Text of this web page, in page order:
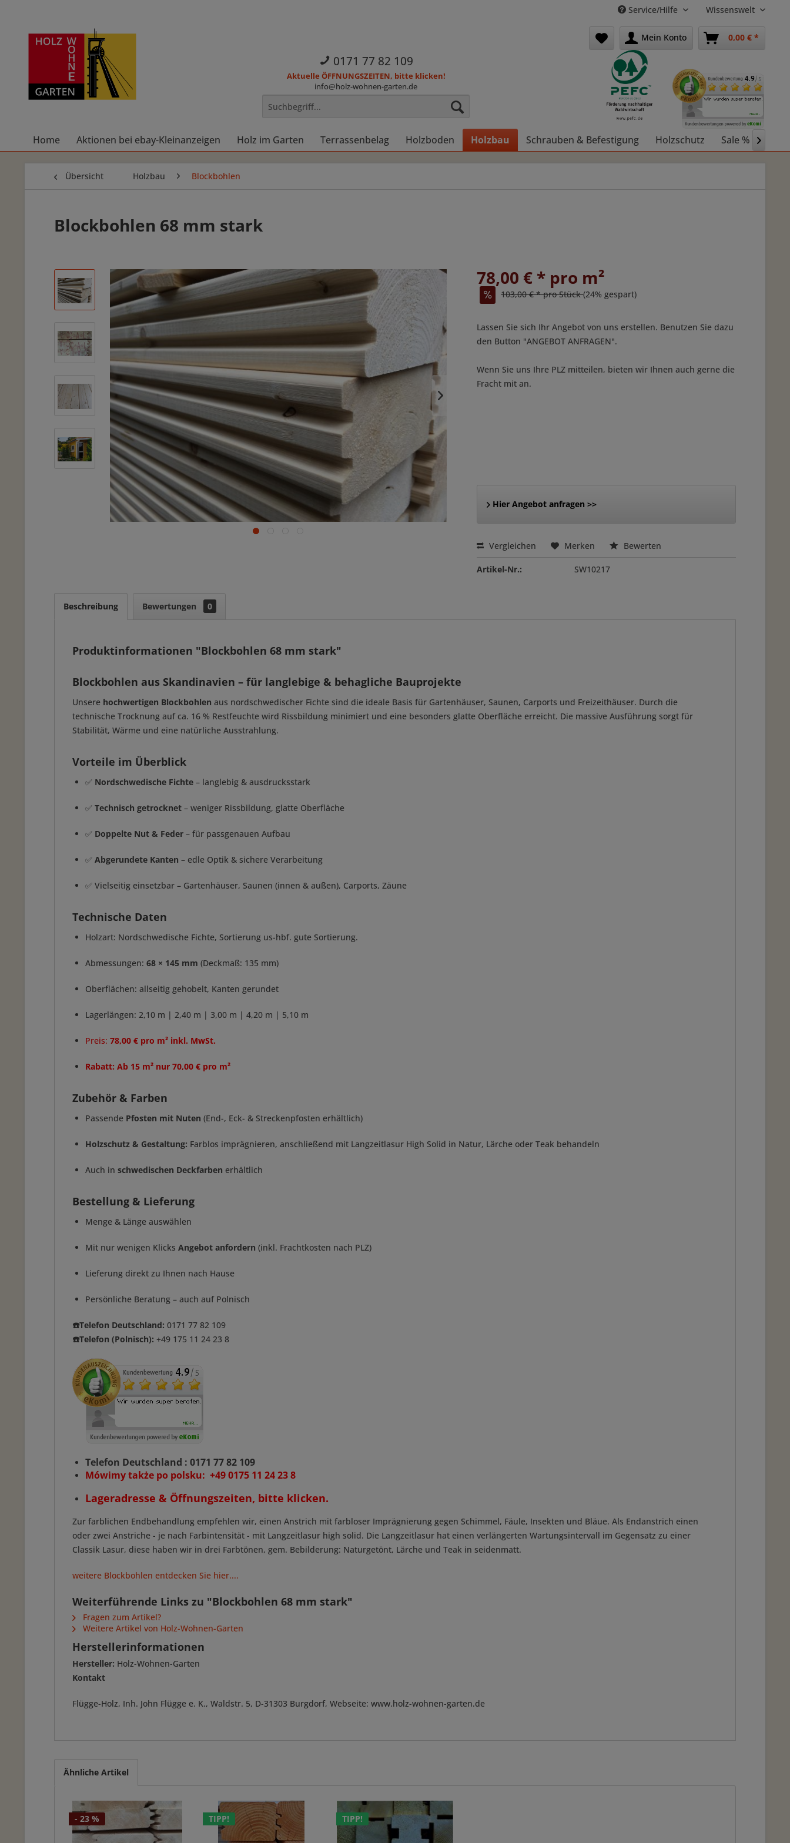
Service/Hilfe Wissenswelt
Mein Konto 0,00 € *
0171 77 82 109
Aktuelle ÖFFNUNGSZEITEN, bitte klicken!
info@holz-wohnen-garten.de
Home Aktionen bei ebay-Kleinanzeigen Holz im Garten Terrassenbelag Holzboden Holzbau Schrauben & Befestigung Holzschutz Sale % 
Übersicht Holzbau Blockbohlen
Blockbohlen 68 mm stark
78,00 € * pro m²
103,00 € * pro Stück(24% gespart)
Lassen Sie sich Ihr Angebot von uns erstellen. Benutzen Sie dazu
den Button "ANGEBOT ANFRAGEN".
Wenn Sie uns Ihre PLZ mitteilen, bieten wir Ihnen auch gerne die
Fracht mit an.
Hier Angebot anfragen >>
Vergleichen Merken Bewerten
Artikel-Nr.: SW10217
Beschreibung Bewertungen 0
Produktinformationen "Blockbohlen 68 mm stark"
Blockbohlen aus Skandinavien – für langlebige & behagliche Bauprojekte
Unsere hochwertigen Blockbohlen aus nordschwedischer Fichte sind die ideale Basis für Gartenhäuser, Saunen, Carports und Freizeithäuser. Durch die
technische Trocknung auf ca. 16 % Restfeuchte wird Rissbildung minimiert und eine besonders glatte Oberfläche erreicht. Die massive Ausführung sorgt für
Stabilität, Wärme und eine natürliche Ausstrahlung.
Vorteile im Überblick
✅ Nordschwedische Fichte – langlebig & ausdrucksstark
✅ Technisch getrocknet – weniger Rissbildung, glatte Oberfläche
✅ Doppelte Nut & Feder – für passgenauen Aufbau
✅ Abgerundete Kanten – edle Optik & sichere Verarbeitung
✅ Vielseitig einsetzbar – Gartenhäuser, Saunen (innen & außen), Carports, Zäune
Technische Daten
Holzart: Nordschwedische Fichte, Sortierung us-hbf. gute Sortierung.
Abmessungen: 68 × 145 mm (Deckmaß: 135 mm)
Oberflächen: allseitig gehobelt, Kanten gerundet
Lagerlängen: 2,10 m | 2,40 m | 3,00 m | 4,20 m | 5,10 m
Preis: 78,00 € pro m² inkl. MwSt.
Rabatt: Ab 15 m² nur 70,00 € pro m²
Zubehör & Farben
Passende Pfosten mit Nuten (End-, Eck- & Streckenpfosten erhältlich)
Holzschutz & Gestaltung: Farblos imprägnieren, anschließend mit Langzeitlasur High Solid in Natur, Lärche oder Teak behandeln
Auch in schwedischen Deckfarben erhältlich
Bestellung & Lieferung
Menge & Länge auswählen
Mit nur wenigen Klicks Angebot anfordern (inkl. Frachtkosten nach PLZ)
Lieferung direkt zu Ihnen nach Hause
Persönliche Beratung – auch auf Polnisch
☎️Telefon Deutschland: 0171 77 82 109
☎️Telefon (Polnisch): +49 175 11 24 23 8
Telefon Deutschland : 0171 77 82 109
Mówimy także po polsku: +49 0175 11 24 23 8
Lageradresse & Öffnungszeiten, bitte klicken.
Zur farblichen Endbehandlung empfehlen wir, einen Anstrich mit farbloser Imprägnierung gegen Schimmel, Fäule, Insekten und Bläue. Als Endanstrich einen
oder zwei Anstriche - je nach Farbintensität - mit Langzeitlasur high solid. Die Langzeitlasur hat einen verlängerten Wartungsintervall im Gegensatz zu einer
Classik Lasur, diese haben wir in drei Farbtönen, gem. Bebilderung: Naturgetönt, Lärche und Teak in seidenmatt.
weitere Blockbohlen entdecken Sie hier....
Weiterführende Links zu "Blockbohlen 68 mm stark"
Fragen zum Artikel?
Weitere Artikel von Holz-Wohnen-Garten
Herstellerinformationen
Hersteller: Holz-Wohnen-Garten
Kontakt
Flügge-Holz, Inh. John Flügge e. K., Waldstr. 5, D-31303 Burgdorf, Webseite: www.holz-wohnen-garten.de
Ähnliche Artikel
- 23 % TIPP! TIPP!